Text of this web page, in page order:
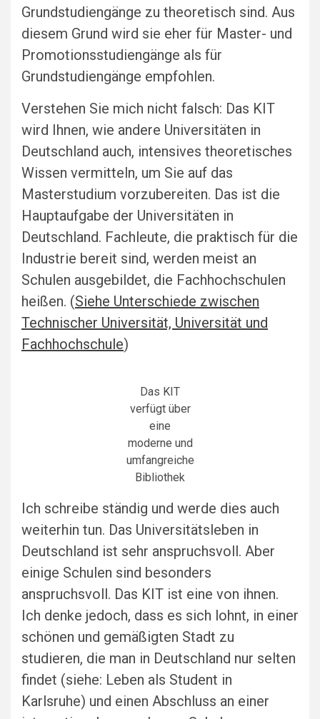
Grundstudiengänge zu theoretisch sind. Aus
diesem Grund wird sie eher für Master- und
Promotionsstudiengänge als für
Grundstudiengänge empfohlen.
Verstehen Sie mich nicht falsch: Das KIT
wird Ihnen, wie andere Universitäten in
Deutschland auch, intensives theoretisches
Wissen vermitteln, um Sie auf das
Masterstudium vorzubereiten. Das ist die
Hauptaufgabe der Universitäten in
Deutschland. Fachleute, die praktisch für die
Industrie bereit sind, werden meist an
Schulen ausgebildet, die Fachhochschulen
heißen. (Siehe Unterschiede zwischen
Technischer Universität, Universität und
Fachhochschule)
Das KIT
verfügt über
eine
moderne und
umfangreiche
Bibliothek
Ich schreibe ständig und werde dies auch
weiterhin tun. Das Universitätsleben in
Deutschland ist sehr anspruchsvoll. Aber
einige Schulen sind besonders
anspruchsvoll. Das KIT ist eine von ihnen.
Ich denke jedoch, dass es sich lohnt, in einer
schönen und gemäßigten Stadt zu
studieren, die man in Deutschland nur selten
findet (siehe: Leben als Student in
Karlsruhe) und einen Abschluss an einer